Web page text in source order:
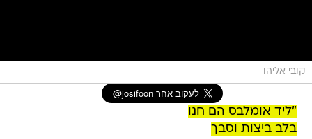
קובי אליהו
"ליד אומלבס הם חנו
בלב ביצות וסבך